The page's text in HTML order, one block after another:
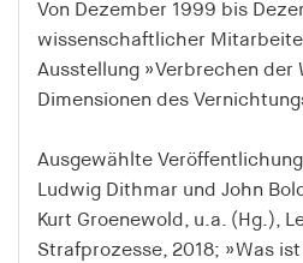
Von Dezember 1999 bis
wissenschaftlicher
Ausstellung »Verbrechen der
Dimensionen des
Ausgewählte
Ludwig Dithmar und John
Kurt Groenewold, u.a. (Hg.),
Strafprozesse, 2018; »Was
wie Seitennavigation und
Bereiche der Webseite
kann ohne diese Cookies
funktionieren.
cookie_consent
Name:
cookie_consent